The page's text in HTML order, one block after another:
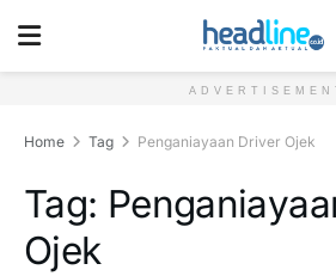
Home Tag Penganiayaan Driver Ojek
Tag:
Ojek